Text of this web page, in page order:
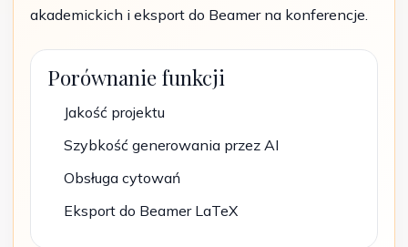
akademickich i eksport do Beamer na konferencje.
Porównanie funkcji
Jakość projektu
Szybkość generowania przez AI
Obsługa cytowań
Eksport do Beamer LaTeX